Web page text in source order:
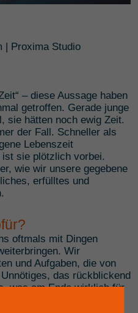
| Proxima Studio
– diese Aussage haben
getroffen. Gerade junge
sie hätten noch ewig Zeit.
der Fall. Schneller als
Lebenszeit
sie plötzlich vorbei.
wie wir unsere gegebene
erfülltes und
oftmals mit Dingen
Wir
und Aufgaben, die von
das rückblickend
was am Ende wirklich für
wir in uns selbst